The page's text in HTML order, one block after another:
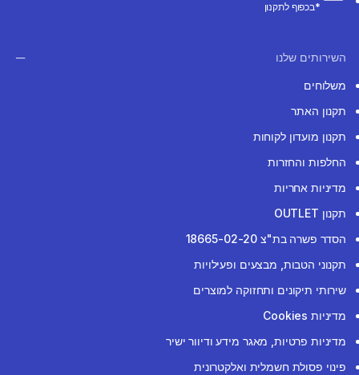
*בכפוף לתקנון
השירותים שלנו
משלוחים
תקנון האתר
תקנון מועדון לקוחות
החלפות והחזרות
מדיניות אחריות
תקנון OUTLET
הסדר פשרה בת"צ 18665-02-20
תקנוני הטבות, מבצעים ופעילויות
שירותי תיקונים ותחזוקה למוצרים
מדיניות Cookies
מדיניות פרטיות, מאגר מידע ודיוור ישיר
פינוי פסולת חשמלית ואלקטרונית